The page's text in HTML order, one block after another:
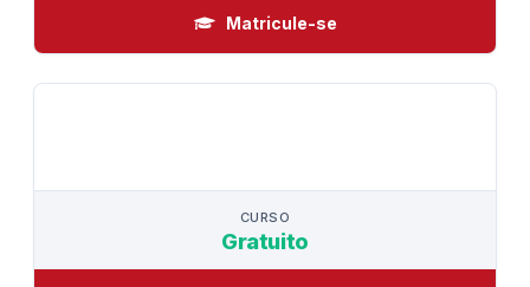
Matricule-se
CURSO
Gratuito